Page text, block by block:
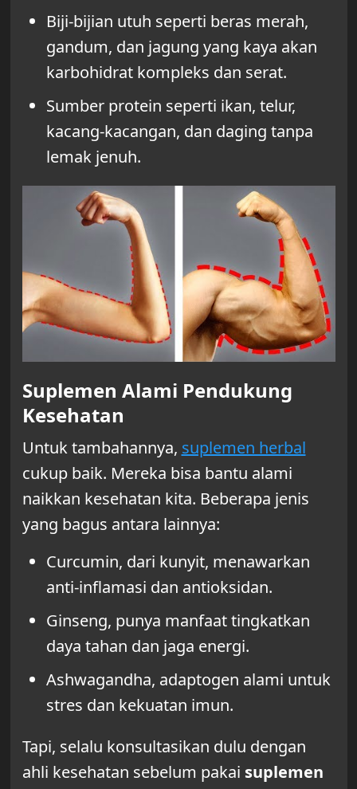
Biji-bijian utuh seperti beras merah,
gandum, dan jagung yang kaya akan
karbohidrat kompleks dan serat.
Sumber protein seperti ikan, telur,
kacang-kacangan, dan daging tanpa
lemak jenuh.
Suplemen Alami Pendukung
Kesehatan
Untuk tambahannya, suplemen herbal
cukup baik. Mereka bisa bantu alami
naikkan kesehatan kita. Beberapa jenis
yang bagus antara lainnya:
Curcumin, dari kunyit, menawarkan
anti-inflamasi dan antioksidan.
Ginseng, punya manfaat tingkatkan
daya tahan dan jaga energi.
Ashwagandha, adaptogen alami untuk
stres dan kekuatan imun.
Tapi, selalu konsultasikan dulu dengan
ahli kesehatan sebelum pakai suplemen